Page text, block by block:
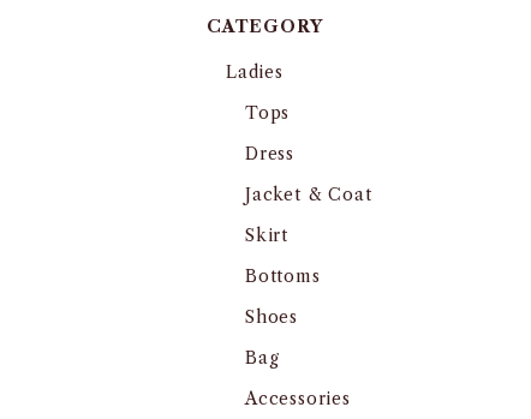
CATEGORY
Ladies
Tops
Dress
Jacket & Coat
Skirt
Bottoms
Shoes
Bag
Accessories